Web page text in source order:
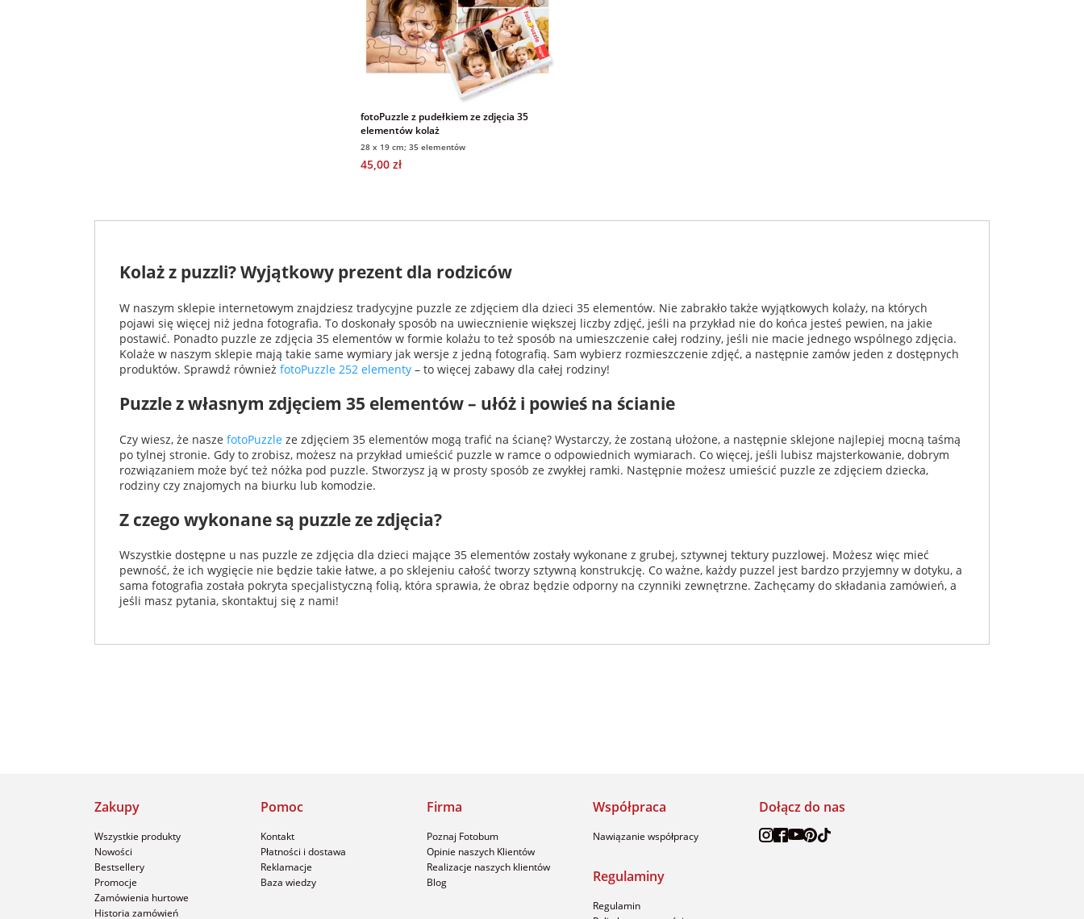
fotoPuzzle z pudełkiem ze zdjęcia 35
elementów kolaż
28 x 19 cm; 35 elementów
45,00 zł
Kolaż z puzzli? Wyjątkowy prezent dla rodziców
W naszym sklepie internetowym znajdziesz tradycyjne puzzle ze zdjęciem dla dzieci 35 elementów. Nie zabrakło także wyjątkowych kolaży, na których
pojawi się więcej niż jedna fotografia. To doskonały sposób na uwiecznienie większej liczby zdjęć, jeśli na przykład nie do końca jesteś pewien, na jakie
postawić. Ponadto puzzle ze zdjęcia 35 elementów w formie kolażu to też sposób na umieszczenie całej rodziny, jeśli nie macie jednego wspólnego zdjęcia.
Kolaże w naszym sklepie mają takie same wymiary jak wersje z jedną fotografią. Sam wybierz rozmieszczenie zdjęć, a następnie zamów jeden z dostępnych
produktów. Sprawdź również fotoPuzzle 252 elementy – to więcej zabawy dla całej rodziny!
Puzzle z własnym zdjęciem 35 elementów – ułóż i powieś na ścianie
Czy wiesz, że nasze fotoPuzzle ze zdjęciem 35 elementów mogą trafić na ścianę? Wystarczy, że zostaną ułożone, a następnie sklejone najlepiej mocną taśmą
po tylnej stronie. Gdy to zrobisz, możesz na przykład umieścić puzzle w ramce o odpowiednich wymiarach. Co więcej, jeśli lubisz majsterkowanie, dobrym
rozwiązaniem może być też nóżka pod puzzle. Stworzysz ją w prosty sposób ze zwykłej ramki. Następnie możesz umieścić puzzle ze zdjęciem dziecka,
rodziny czy znajomych na biurku lub komodzie.
Z czego wykonane są puzzle ze zdjęcia?
Wszystkie dostępne u nas puzzle ze zdjęcia dla dzieci mające 35 elementów zostały wykonane z grubej, sztywnej tektury puzzlowej. Możesz więc mieć
pewność, że ich wygięcie nie będzie takie łatwe, a po sklejeniu całość tworzy sztywną konstrukcję. Co ważne, każdy puzzel jest bardzo przyjemny w dotyku, a
sama fotografia została pokryta specjalistyczną folią, która sprawia, że obraz będzie odporny na czynniki zewnętrzne. Zachęcamy do składania zamówień, a
jeśli masz pytania, skontaktuj się z nami!
Dołącz do nas
Zakupy
Wszystkie produkty
Nowości
Bestsellery
Promocje
Zamówienia hurtowe
Historia zamówień
Pomoc
Kontakt
Płatności i dostawa
Reklamacje
Baza wiedzy
Firma
Poznaj Fotobum
Opinie naszych Klientów
Realizacje naszych klientów
Blog
Współpraca
Nawiązanie współpracy
Regulaminy
Regulamin